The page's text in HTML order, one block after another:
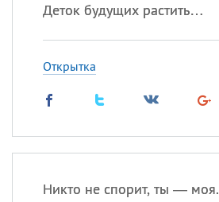
Деток будущих растить…
Открытка
Никто не спорит, ты — моя.